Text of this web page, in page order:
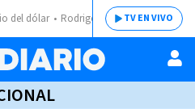
del dólar Rodrigo ChavesTV EN VIVO